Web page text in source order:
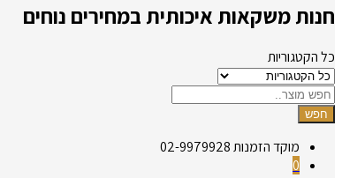
חנות משקאות איכותית במחירים נוחים
כל הקטגוריות
חפש
מוקד הזמנות02-9979928
0